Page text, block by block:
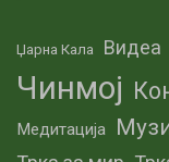
Џарна Кала Видеа
Чинмој
Медитација